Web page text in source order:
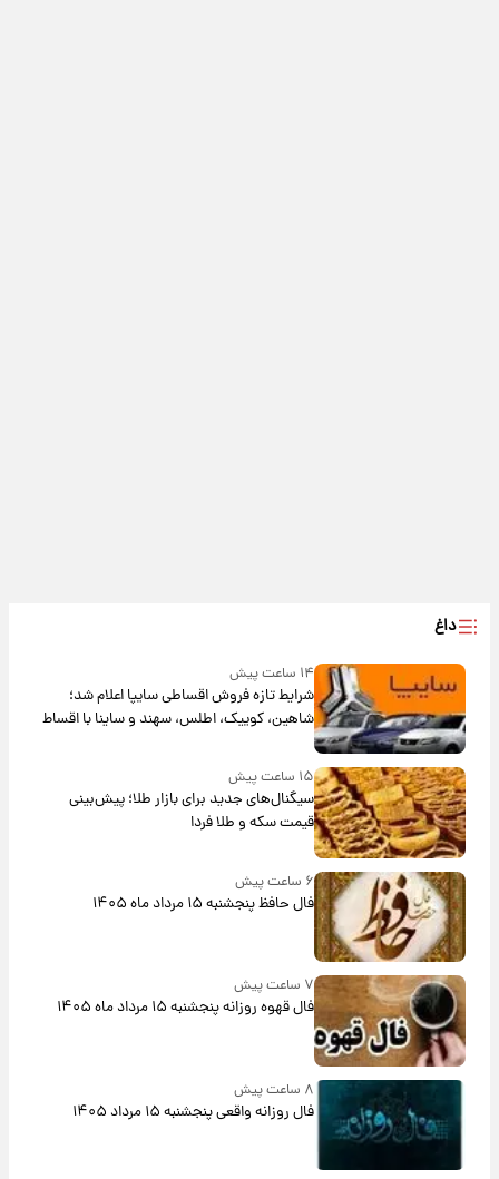
داغ
۱۴ ساعت پیش
شرایط تازه فروش اقساطی سایپا اعلام شد؛
شاهین، کوییک، اطلس، سهند و ساینا با اقساط
بلندمدت + جدول
۱۵ ساعت پیش
سیگنال‌های جدید برای بازار طلا؛ پیش‌بینی
قیمت سکه و طلا فردا
۶ ساعت پیش
فال حافظ پنجشنبه ۱۵ مرداد ماه ۱۴۰۵
۷ ساعت پیش
فال قهوه روزانه پنجشنبه ۱۵ مرداد ماه ۱۴۰۵
۸ ساعت پیش
فال روزانه واقعی پنجشنبه ۱۵ مرداد ۱۴۰۵